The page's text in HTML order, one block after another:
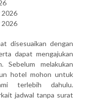
2026
2026
disesuaikan dengan
dapat mengajukan
Sebelum melakukan
hotel mohon untuk
terlebih dahulu.
jadwal tanpa surat